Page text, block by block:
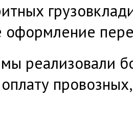
оформление
реализовали